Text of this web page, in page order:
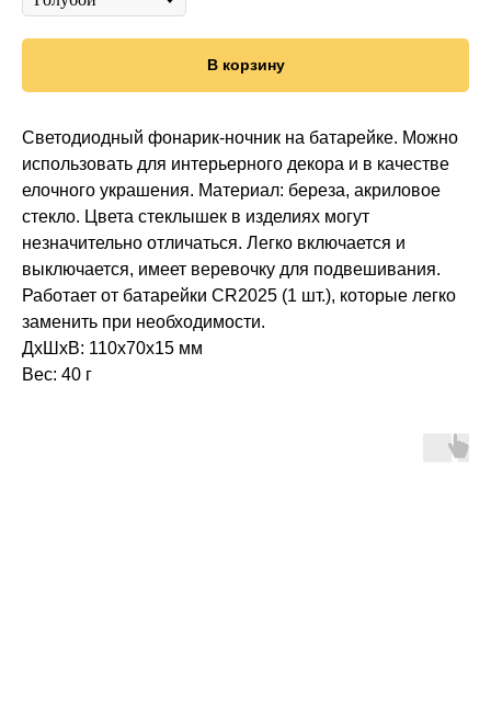
В корзину
Светодиодный фонарик-ночник на батарейке. Можно
использовать для интерьерного декора и в качестве
елочного украшения. Материал: береза, акриловое
стекло. Цвета стеклышек в изделиях могут
незначительно отличаться. Легко включается и
выключается, имеет веревочку для подвешивания.
Работает от батарейки CR2025 (1 шт.), которые легко
заменить при необходимости.
ДxШxВ: 110х70х15 мм
Вес: 40 г